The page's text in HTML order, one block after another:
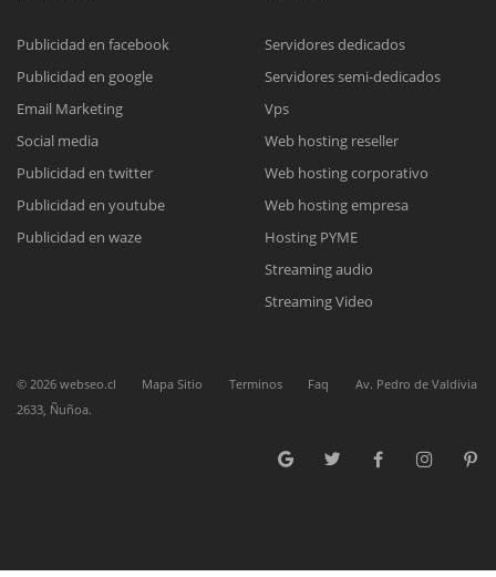
Reunión online
Nuestros ejecutivos le enviarán un correo electrónico con el enlace a
Meet para la reunión online.
Cotización
Complete el formulario y nos contactaremos a la brevedad.
Chat Online
para enviarnos un correo electrónico con sus datos personales.
Publicidad en facebook
Publicidad en google
Email Marketing
Social media
Publicidad en twitter
Publicidad en youtube
Publicidad en waze
Servidores dedicados
Servidores semi-dedicados
Vps
Web hosting reseller
Web hosting corporativo
Web hosting empresa
Hosting PYME
Streaming audio
Streaming Video
© 2026 webseo.cl Mapa Sitio Terminos Faq
Av. Pedro de Valdivia
2633, Ñuñoa.